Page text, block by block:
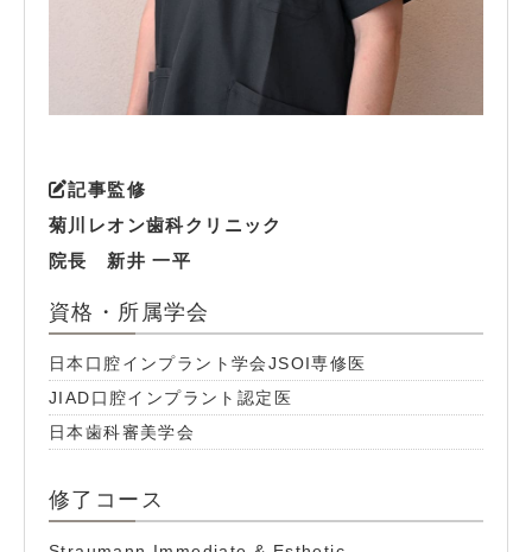
記事監修
菊川レオン歯科クリニック
院長 新井 一平
資格・所属学会
日本口腔インプラント学会JSOI専修医
JIAD口腔インプラント認定医
日本歯科審美学会
修了コース